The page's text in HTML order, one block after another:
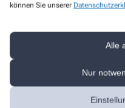
können Sie unserer
Alle
Nur
So erreichen Sie
Sie haben Fragen zu